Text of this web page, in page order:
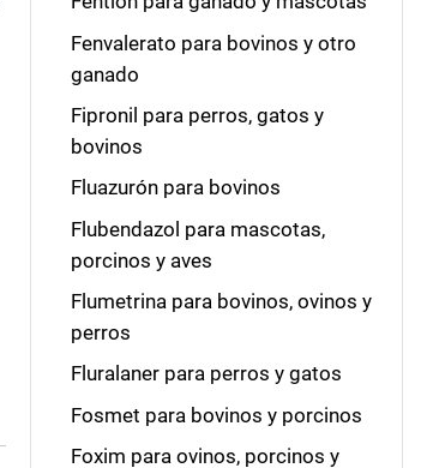
Fenvalerato para bovinos y otro
ganado
Fipronil para perros, gatos y
bovinos
Fluazurón para bovinos
Flubendazol para mascotas,
porcinos y aves
Flumetrina para bovinos, ovinos y
perros
Fluralaner para perros y gatos
Fosmet para bovinos y porcinos
Foxim para ovinos, porcinos y